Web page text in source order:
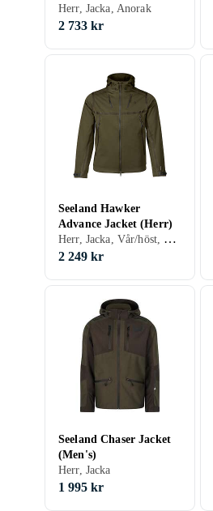
Herr, Jacka, Anorak
2 733 kr
Seeland Hawker
Advance Jacket (Herr)
Herr, Jacka, Vår/höst, Polyester, Fleece
2 249 kr
Seeland Chaser Jacket
(Men's)
Herr, Jacka
1 995 kr